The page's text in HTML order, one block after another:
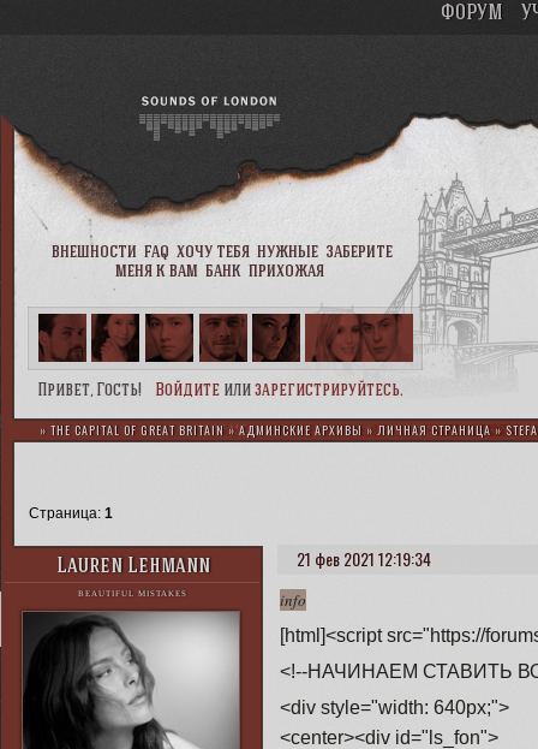
внешности faq хочу тебя нужные заберите
меня к вам банк прихожая
ФОРУМ
Привет, Гость! Войдитеили зарегистрируйтесь.
» THE CAPITAL OF GREAT BRITAIN »АДМИНСКИЕ АРХИВЫ » ЛИЧНАЯ СТРАНИЦА »
Страница: 1
21 фев 2021 12:19:34
Lauren Lehmann
BEAUTIFUL MISTAKES info
[html]<script src="https://
<!--НАЧИНАЕМ СТАВИТЬ
<div style="width: 640px;">
<center><div id="ls_fon">